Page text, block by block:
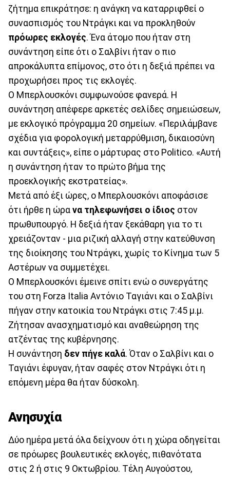
ζήτημα επικράτησε: η ανάγκη να καταρριφθεί ο
συνασπισμός του Ντράγκι και να προκληθούν
πρόωρες εκλογές. Ένα άτομο που ήταν στη
συνάντηση είπε ότι ο Σαλβίνι ήταν ο πιο
απροκάλυπτα επίμονος, στο ότι η δεξιά πρέπει να
προχωρήσει προς τις εκλογές.
Ο Μπερλουσκόνι συμφωνούσε φανερά. Η
συνάντηση απέφερε αρκετές σελίδες σημειώσεων,
με εκλογικό πρόγραμμα 20 σημείων. «Περιλάμβανε
σχέδια για φορολογική μεταρρύθμιση, δικαιοσύνη
και συντάξεις», είπε ο μάρτυρας στο Politico. «Αυτή
η συνάντηση ήταν το πρώτο βήμα της
προεκλογικής εκστρατείας».
Μετά από έξι ώρες, ο Μπερλουσκόνι αποφάσισε
ότι ήρθε η ώρα να τηλεφωνήσει ο ίδιος στον
πρωθυπουργό. Η δεξιά ήταν ξεκάθαρη για το τι
χρειάζονταν - μια ριζική αλλαγή στην κατεύθυνση
της διοίκησης του Ντράγκι, χωρίς το Κίνημα των 5
Αστέρων να συμμετέχει.
Ο Μπερλουσκόνι έμεινε σπίτι ενώ ο συνεργάτης
του στη Forza Italia Αντόνιο Ταγιάνι και ο Σαλβίνι
πήγαν στην κατοικία του Ντράγκι στις 7:45 μ.μ.
Ζήτησαν ανασχηματισμό και αναθεώρηση της
ατζέντας της κυβέρνησης.
Η συνάντηση δεν πήγε καλά. Όταν ο Σαλβίνι και ο
Ταγιάνι έφυγαν, ήταν σαφές στον Ντράγκι ότι η
επόμενη μέρα θα ήταν δύσκολη.
Ανησυχία
Δύο ημέρα μετά όλα δείχνουν ότι η χώρα οδηγείται
σε πρόωρες βουλευτικές εκλογές, πιθανότατα
στις 2 ή στις 9 Οκτωβρίου. Τέλη Αυγούστου,